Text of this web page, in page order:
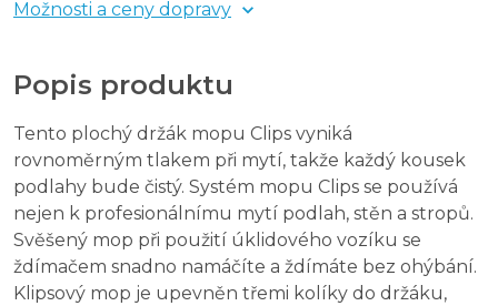
Možnosti a ceny dopravy
Popis produktu
Tento plochý držák mopu Clips vyniká
rovnoměrným tlakem při mytí, takže každý kousek
podlahy bude čistý. Systém mopu Clips se používá
nejen k profesionálnímu mytí podlah, stěn a stropů.
Svěšený mop při použití úklidového vozíku se
ždímačem snadno namáčíte a ždímáte bez ohýbání.
Klipsový mop je upevněn třemi kolíky do držáku,